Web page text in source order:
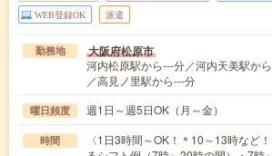
WEB登録OK 派遣
勤務地 大阪府松原市
河内松原駅から---分／河内天美駅か
／高見ノ里駅から---分
曜日頻度 週1日～週5日OK（月～金）
時間
〈1日3時間～OK！＊10～13時など